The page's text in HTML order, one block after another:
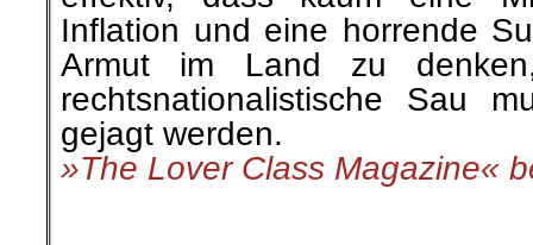
Inflation und eine horrende
Armut im Land zu
rechtsnationalistische Sau
gejagt werden.
»The Lover Class Magazine«